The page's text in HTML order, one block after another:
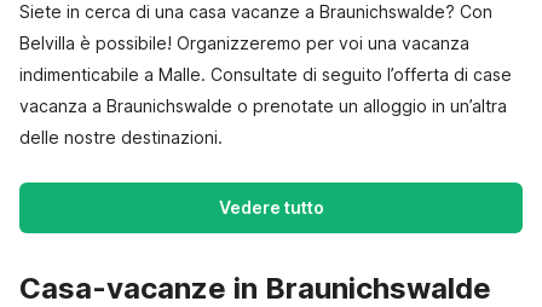
Siete in cerca di una casa vacanze a Braunichswalde? Con
Belvilla è possibile! Organizzeremo per voi una vacanza
indimenticabile a Malle. Consultate di seguito l’offerta di case
vacanza a Braunichswalde o prenotate un alloggio in un’altra
delle nostre destinazioni.
Vedere tutto
Casa-vacanze in Braunichswalde